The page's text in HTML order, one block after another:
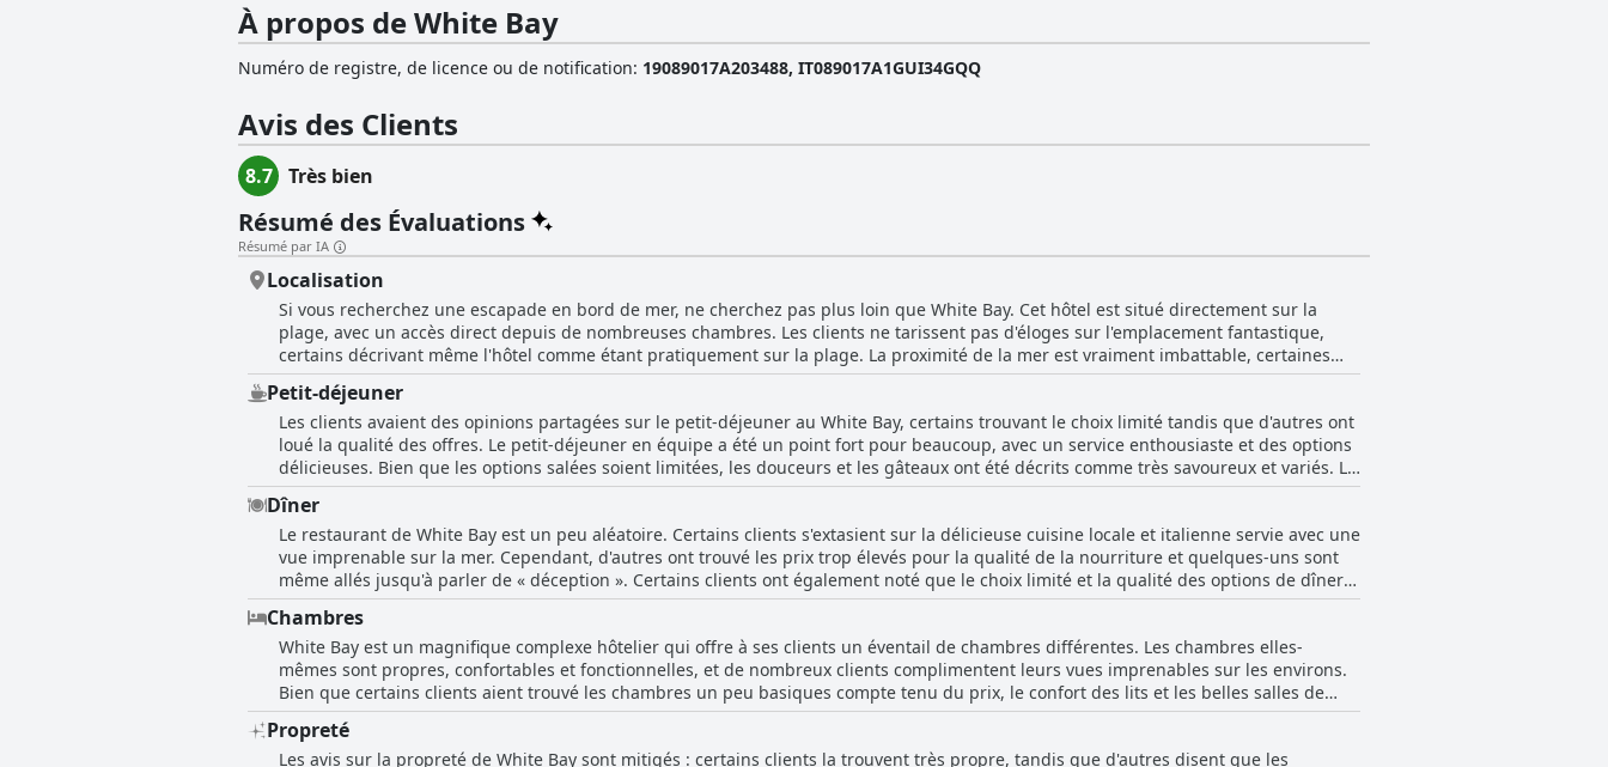
À propos de White Bay
Numéro de registre, de licence ou de notification: 19089017A203488, IT089017A1GUI34GQQ
Avis des Clients
8.7 Très bien
Résumé des Évaluations
Résumé par IA
Localisation
Si vous recherchez une escapade en bord de mer, ne cherchez pas plus loin que White Bay. Cet hôtel est situé directement sur la
plage, avec un accès direct depuis de nombreuses chambres. Les clients ne tarissent pas d'éloges sur l'emplacement fantastique,
certains décrivant même l'hôtel comme étant pratiquement sur la plage. La proximité de la mer est vraiment imbattable, certaines
chambres offrant une vue imprenable sur la mer depuis le balcon. Vous pouvez littéralement marcher sur la plage de sable depuis
votre chambre en quelques pas. L'emplacement de l'hôtel est également idéal pour explorer les environs, avec de nombreux sites
touristiques et villes à quelques minutes en voiture. Dans l'ensemble, l'emplacement est tout simplement exceptionnel, offrant aux
clients un séjour magnifique et relaxant au bord de l'eau.
Petit-déjeuner
Les clients avaient des opinions partagées sur le petit-déjeuner au White Bay, certains trouvant le choix limité tandis que d'autres ont
loué la qualité des offres. Le petit-déjeuner en équipe a été un point fort pour beaucoup, avec un service enthousiaste et des options
délicieuses. Bien que les options salées soient limitées, les douceurs et les gâteaux ont été décrits comme très savoureux et variés. Le
petit-déjeuner sur la terrasse avec vue sur la mer a été une expérience remarquable et le buffet a été décrit comme très bon avec des
produits frais. Le personnel de service était amical et attentif. Dans l'ensemble, les avis sur le petit-déjeuner sont mitigés, mais il
semble que ce soit un bon début de journée lorsqu'il est pris assez tôt.
Dîner
Le restaurant de White Bay est un peu aléatoire. Certains clients s'extasient sur la délicieuse cuisine locale et italienne servie avec une
vue imprenable sur la mer. Cependant, d'autres ont trouvé les prix trop élevés pour la qualité de la nourriture et quelques-uns sont
même allés jusqu'à parler de « déception ». Certains clients ont également noté que le choix limité et la qualité des options de dîner
laissaient à désirer. Malgré ces critiques, de nombreux clients ont tout de même apprécié leurs repas au restaurant et ont loué son
emplacement directement sur la plage. Dans l'ensemble, bien qu'il y ait des améliorations à apporter à la nourriture et au service, le
restaurant de White Bay reste une option correcte pour dîner sur la côte sicilienne.
Chambres
White Bay est un magnifique complexe hôtelier qui offre à ses clients un éventail de chambres différentes. Les chambres elles-
mêmes sont propres, confortables et fonctionnelles, et de nombreux clients complimentent leurs vues imprenables sur les environs.
Bien que certains clients aient trouvé les chambres un peu basiques compte tenu du prix, le confort des lits et les belles salles de
bains compensent largement ce défaut. Les chambres offrent différents équipements, tels qu'une piscine, une télévision connectée
et la climatisation. L'emplacement du complexe directement sur la plage permet d'avoir des vues spectaculaires depuis la plupart des
chambres, certaines ayant un accès direct à la plage. Certains clients ont recommandé des chambres spécifiques, à savoir la suite
Propreté
Les avis sur la propreté de White Bay sont mitigés : certains clients la trouvent très propre, tandis que d'autres disent que les